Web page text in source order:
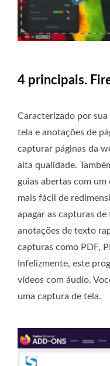
4 principais.
Caracterizado por
tela e anotações de
capturar páginas da
alta qualidade.
guias abertas com um
mais fácil de
apagar as capturas
anotações de texto
capturas como PDF,
Infelizmente, este
vídeos com áudio.
uma captura de tela.